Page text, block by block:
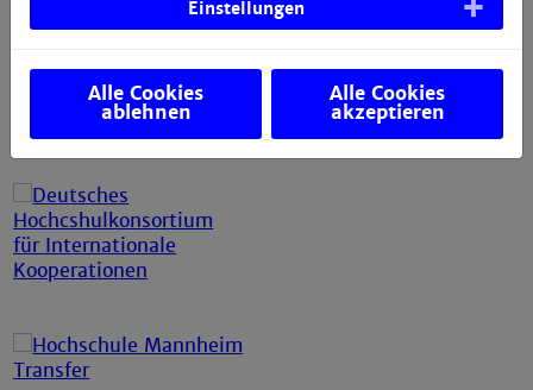
Einstellungen
Alle Cookies
ablehnen
Alle Cookies
akzeptieren